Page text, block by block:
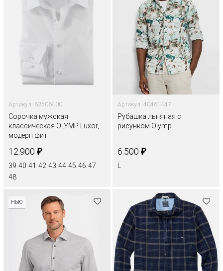
Артикул: 63506400
Сорочка мужская
классическая OLYMP Luxor,
модерн фит
12.900 ₽
39 40 41 42 43 44 45 46 47
48
Артикул: 40461447
Рубашка льняная с
рисунком Olymp
6.500 ₽
НЬЮ